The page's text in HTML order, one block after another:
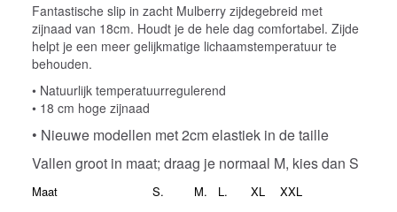
Fantastische slip in zacht Mulberry zijdegebreid met
zijnaad van 18cm. Houdt je de hele dag comfortabel. Zijde
helpt je een meer gelijkmatige lichaamstemperatuur te
behouden.
• Natuurlijk temperatuurregulerend
• 18 cm hoge zijnaad
• Nieuwe modellen met 2cm elastiek in de taille
Vallen groot in maat; draag je normaal M, kies dan S
Maat S. M. L. XL
XXL